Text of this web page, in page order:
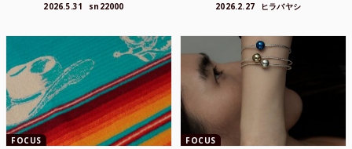
2026.5.31 sn22000 2026.2.27 ヒラバヤシ
FOCUS FOCUS